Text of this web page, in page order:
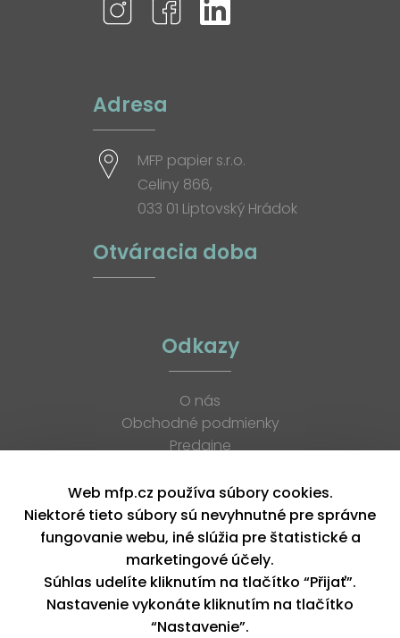
Adresa
MFP papier s.r.o.
Celiny 866,
033 01 Liptovský Hrádok
Otváracia doba
Odkazy
O nás
Obchodné podmienky
Predajne
K stiahnutiu
Blog
Kontakt
Kariéra
XML feed
Copyright © 2026, MFP paper s. r. o. | Všetky práva vyhradené
Web mfp.cz používa súbory cookies.
Niektoré tieto súbory sú nevyhnutné pre správne
fungovanie webu, iné slúžia pre štatistické a
marketingové účely.
Súhlas udelíte kliknutím na tlačítko “Přijať”.
Nastavenie vykonáte kliknutím na tlačítko
“Nastavenie”.